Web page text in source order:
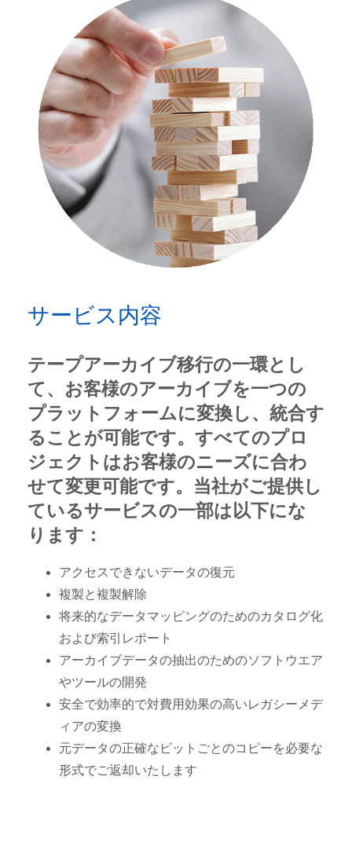
サービス内容
テープアーカイブ移行の一環とし
て、お客様のアーカイブを一つの
プラットフォームに変換し、統合す
ることが可能です。すべてのプロ
ジェクトはお客様のニーズに合わ
せて変更可能です。当社がご提供し
ているサービスの一部は以下にな
ります：
アクセスできないデータの復元
複製と複製解除
将来的なデータマッピングのためのカタログ化
および索引レポート
アーカイブデータの抽出のためのソフトウエア
やツールの開発
安全で効率的で対費用効果の高いレガシーメデ
ィアの変換
元データの正確なビットごとのコピーを必要な
形式でご返却いたします